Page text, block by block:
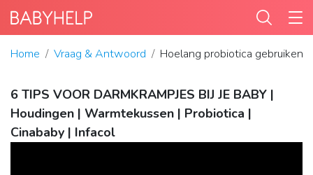
Home Vraag & Antwoord Hoelang probiotica gebruiken
6 TIPS VOOR DARMKRAMPJES BIJ JE BABY |
Houdingen | Warmtekussen | Probiotica |
Cinababy | Infacol